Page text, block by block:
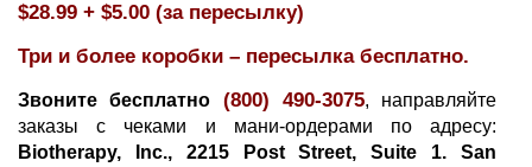
$28.99 + $5.00 (за пересылку)
Три и более коробки – пересылка бесплатно.
Звоните бесплатно (800) 490-3075, направляйте
заказы с чеками и мани-ордерами по адресу:
Biotherapy, Inc., 2215 Post Street, Suite 1. San